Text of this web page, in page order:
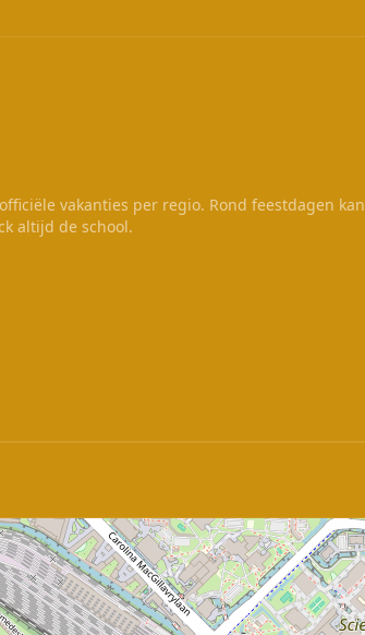
vakanties per regio. Rond feestdagen kan
altijd de school.